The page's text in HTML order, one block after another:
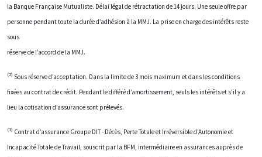
la Banque Française Mutualiste. Délai légal de rétractation de 14 jours. Une seule offre par
personne pendant toute la durée d’adhésion à la MMJ. La prise en charge des intérêts reste
sous
réserve de l’accord de la MMJ.
(2) Sous réserve d’acceptation. Dans la limite de 3 mois maximum et dans les conditions
fixées au contrat de crédit. Pendant le différé d’amortissement, seuls les intérêts et s’il y a
lieu la cotisation d’assurance sont prélevés.
(3) Contrat d’assurance Groupe DIT - Décès, Perte Totale et Irréversible d’Autonomie et
Incapacité Totale de Travail, souscrit par la BFM, intermédiaire en assurances auprès de